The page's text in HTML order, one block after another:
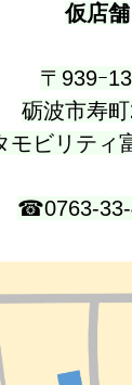
仮店舗
〒939ｰ
砺波市寿
モビリテ
☎0763-33-